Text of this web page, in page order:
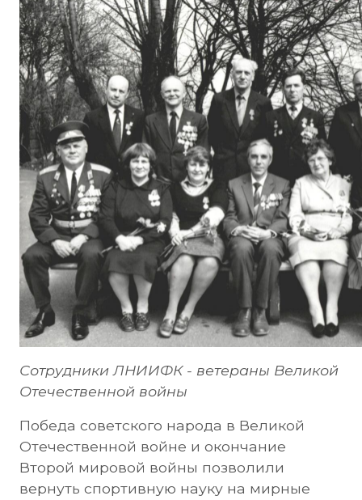
Сотрудники ЛНИИФК - ветераны Великой
Отечественной войны
Победа советского народа в Великой
Отечественной войне и окончание
Второй мировой войны позволили
вернуть спортивную науку на мирные